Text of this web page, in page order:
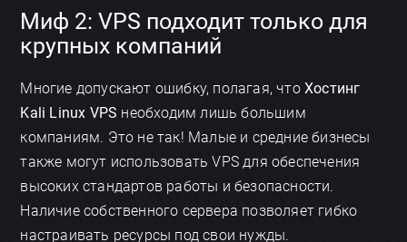
Миф 2: VPS подходит только для
крупных компаний
Многие допускают ошибку, полагая, чтоХостинг
Kali Linux VPS необходим лишь большим
компаниям. Это не так! Малые и средние бизнесы
также могут использовать VPS для обеспечения
высоких стандартов работы и безопасности.
Наличие собственного сервера позволяет гибко
настраивать ресурсы под свои нужды.